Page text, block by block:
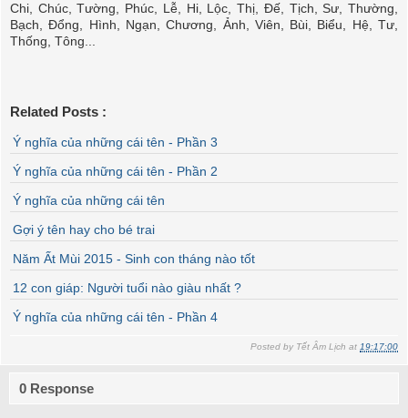
Chi, Chúc, Tường, Phúc, Lễ, Hi, Lộc, Thị, Ðế, Tịch, Sư, Thường,
Bạch, Đổng, Hình, Ngạn, Chương, Ảnh, Viên, Bùi, Biểu, Hệ, Tư,
Thống, Tông...
Related Posts :
Ý nghĩa của những cái tên - Phần 3
Ý nghĩa của những cái tên - Phần 2
Ý nghĩa của những cái tên
Gợi ý tên hay cho bé trai
Năm Ất Mùi 2015 - Sinh con tháng nào tốt
12 con giáp: Người tuổi nào giàu nhất ?
Ý nghĩa của những cái tên - Phần 4
Posted by Tết Âm Lịch at 19:17:00
0 Response